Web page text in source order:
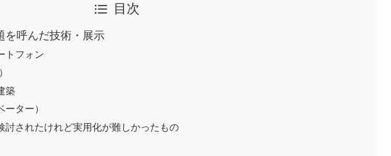
目次
を呼んだ技術・展示
トフォン
築
ター）
討されたけれど実用化が難しかったもの